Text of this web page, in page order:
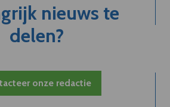
nieuws te
delen?
onze redactie